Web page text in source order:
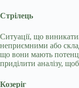
Стрілець
Ситуації, що
неприємними або
що вони мають
приділити аналізу,
Козеріг